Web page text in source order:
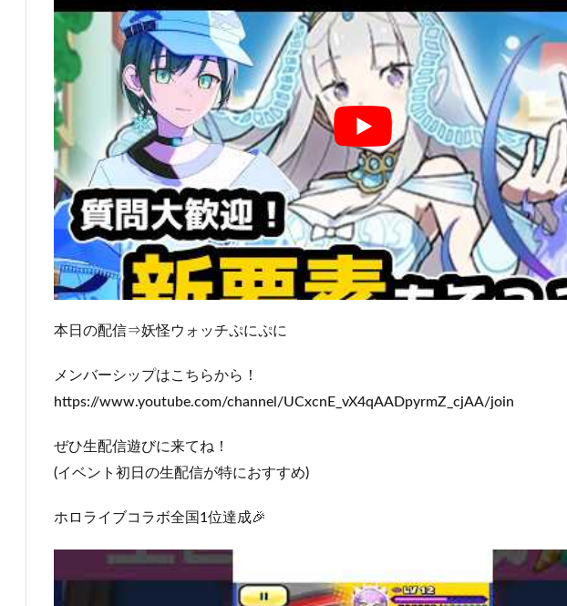
本日の配信⇒妖怪ウォッチぷにぷに
メンバーシップはこちらから！
https://www.youtube.com/channel/UCxcnE_vX4qAADpyrmZ_cjAA/join
ぜひ生配信遊びに来てね！
(イベント初日の生配信が特におすすめ)
ホロライブコラボ全国1位達成🎉